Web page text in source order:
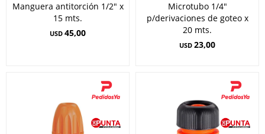
Manguera antitorción 1/2" x
15 mts.
USD 45,00
Microtubo 1/4"
p/derivaciones de goteo x
20 mts.
USD 23,00